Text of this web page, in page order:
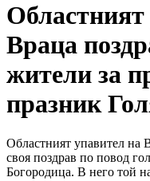
Враца
жители за
празник
Областният упавител на
своя поздрав по повод
Богородица. В него той